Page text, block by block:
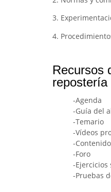
3.
4.
Recursos
repostería
-Agenda
-Guía del
-Temario
-Vídeos
-
-Foro
-Ejercicios
-Pruebas